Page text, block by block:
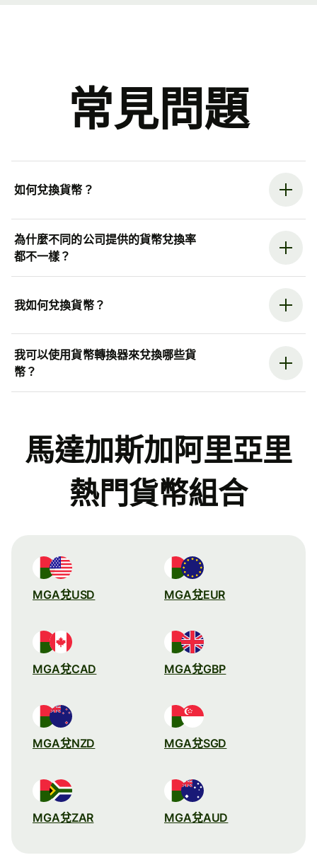
常見問題
如何兌換貨幣？
為什麼不同的公司提供的貨幣兌換率
都不一樣？
我如何兌換貨幣？
我可以使用貨幣轉換器來兌換哪些貨
幣？
馬達加斯加阿里亞里
熱門貨幣組合
MGA兌USD MGA兌EUR
MGA兌CAD MGA兌GBP
MGA兌NZD MGA兌SGD
MGA兌ZAR MGA兌AUD